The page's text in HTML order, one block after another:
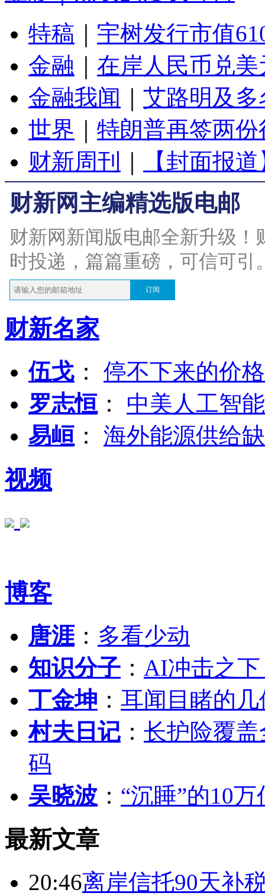
特稿
宇树发行市值
金融
在岸人民币兑
金融我闻
艾路明及
世界
特朗普再签两
财新周刊
【封面报
财新网主编精选版电邮
财新网新闻版电邮全新升级
时投递，篇篇重磅，可信可引
订阅
财新名家
伍戈 ： 停不下来的价
罗志恒 ： 中美人工智
易峘 ： 海外能源供给
视频
博客
唐涯： 多看少动
知识分子 ： AI冲击之
丁金坤 ： 耳闻目睹的
村夫日记 ： 长护险覆
码
吴晓波 ： “沉睡”的10
最新文章
20:46离岸信托90天补